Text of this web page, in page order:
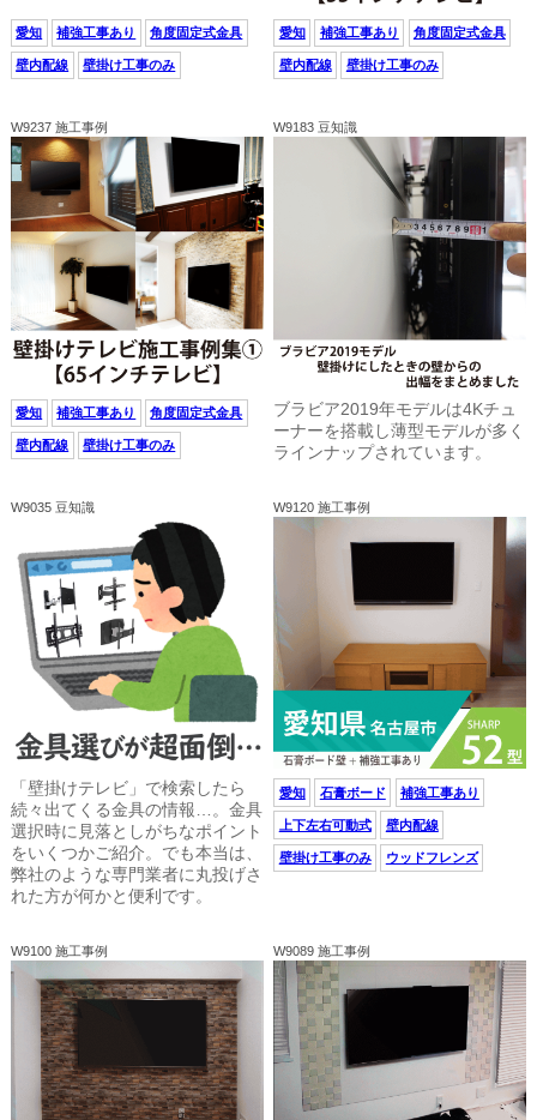
愛知 補強工事あり 角度固定式金具
壁内配線 壁掛け工事のみ
愛知 補強工事あり 角度固定式金具
壁内配線 壁掛け工事のみ
W9237 施工事例
愛知 補強工事あり 角度固定式金具
壁内配線 壁掛け工事のみ
W9183 豆知識
ブラビア2019年モデルは4Kチュ
ーナーを搭載し薄型モデルが多く
ラインナップされています。
W9035 豆知識
「壁掛けテレビ」で検索したら
続々出てくる金具の情報…。金具
選択時に見落としがちなポイント
をいくつかご紹介。でも本当は、
弊社のような専門業者に丸投げさ
れた方が何かと便利です。
W9120 施工事例
愛知 石膏ボード 補強工事あり
上下左右可動式 壁内配線
壁掛け工事のみ ウッドフレンズ
W9100 施工事例 W9089 施工事例